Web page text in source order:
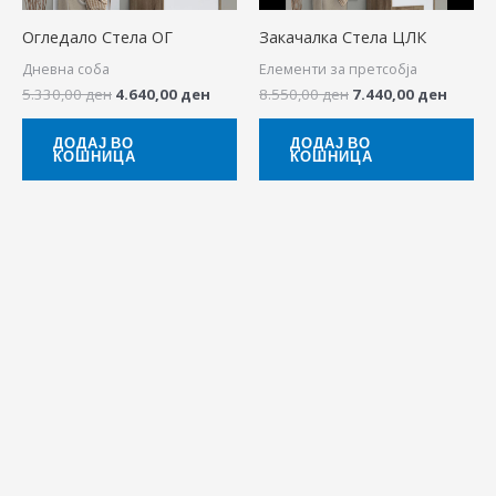
Огледало Стела ОГ
Дневна соба
5.330,00ден 4.640,00 ден
ДОДАЈ ВО
КОШНИЦА
Закачалка Стела ЦЛК
Елементи за претсобја
8.550,00ден 7.440,00 ден
ДОДАЈ ВО
КОШНИЦА